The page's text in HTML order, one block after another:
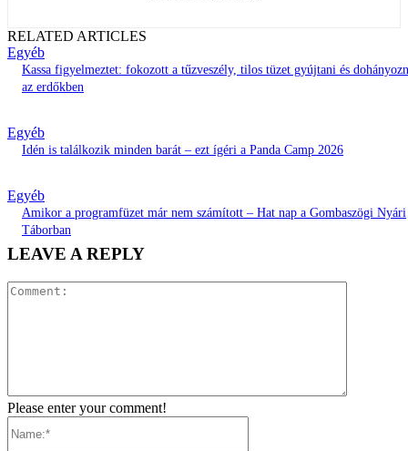
RELATED ARTICLES
Egyéb
Kassa figyelmeztet: fokozott a tűzveszély, tilos tüzet gyújtani és
az erdőkben
Egyéb
Idén is találkozik minden barát – ezt ígéri a Panda Camp 2026
Egyéb
Amikor a programfüzet már nem számított – Hat nap a Gombaszögi Nyári
Táborban
LEAVE A REPLY
Please enter your comment!